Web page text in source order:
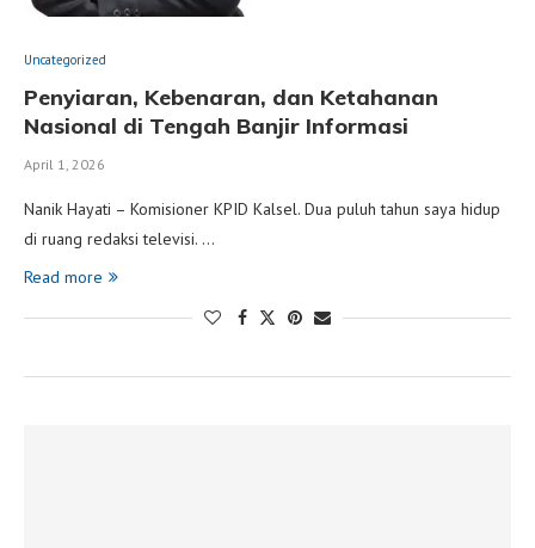
Uncategorized
Penyiaran, Kebenaran, dan Ketahanan
Nasional di Tengah Banjir Informasi
April 1, 2026
Nanik Hayati – Komisioner KPID Kalsel. Dua puluh tahun saya hidup
di ruang redaksi televisi. …
Read more